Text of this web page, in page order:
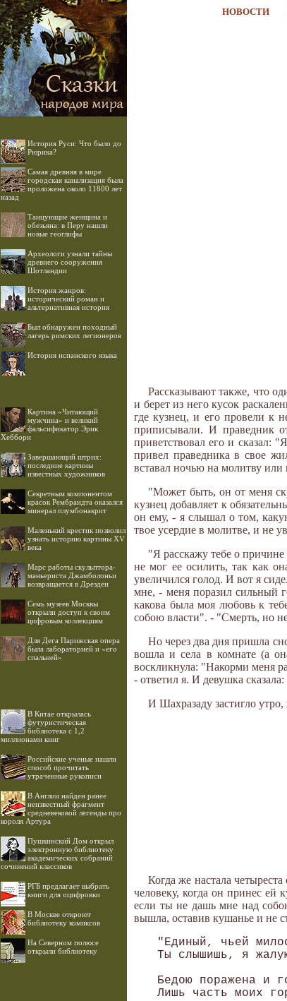
НОВОСТИ
История Руси: Что было до
Рюрика?
Самая древняя в мире
городская канализация была
проложена около 11800 лет
назад
Танцующие женщина и
обезьяна: в Перу нашли
новые геоглифы
Археологи узнали тайны
древнего сооружения
Шотландии
История жанров:
исторический роман и
альтернативная история
Был обнаружен походный
лагерь римских легионеров
История испанского языка
Картина «Читающий
мужчина» и великий
фальсификатор Эрик
Хебборн
Завершающий штрих:
последние картины
известных художников
Секретным компонентом
красок Рембрандта оказался
минерал плумбонакрит
Маленький крестик позволил
узнать историю картины XV
века
Марс работы скульптора-
маньериста Джамболоньи
возвращается в Дрезден
Семь музеев Москвы
открыли доступ к своим
цифровым коллекциям
Для Дега Парижская опера
была лабораторией и «его
спальней»
В Китае открылась
футуристическая
библиотека с 1,2
миллионами книг
Российские ученые нашли
способ прочитать
утраченные рукописи
В Англии найден ранее
неизвестный фрагмент
средневековой легенды про
короля Артура
Пушкинский Дом открыл
электронную библиотеку
академических собраний
сочинений классиков
РГБ предлагает выбрать
книги для оцифровки
В Москве откроют
библиотеку комиксов
На Северном полюсе
открыли библиотеку
Рассказывают также, что
и берет из него кусок
где кузнец, и его провели к
приписывали. И праведник
приветствовал его и сказал:
привел праведника в свое
вставал ночью на молитву или
"Может быть, он от меня
кузнец добавляет к
он ему, - я слышал о том,
твое усердие в молитве, и не
"Я расскажу тебе о
не мог ее осилить, так как
увеличился голод. И вот я
мне, - меня поразил сильный
какова была моя любовь к
собою власти". - "Смерть, но
Но через два дня пришла
вошла и села в комнате (а
воскликнула: "Накорми меня
- ответил я. И девушка
И Шахразаду застигло
Когда же настала
человеку, когда он принес
если ты не дашь мне над
вышла, оставив кушанье и не
"Единый, чьей
Ты слышишь, я
Бедою поражена и
Лишь часть моих